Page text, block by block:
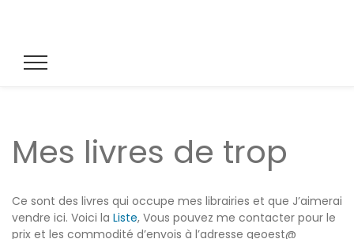
Mes livres de trop
Ce sont des livres qui occupe mes librairies et que J’aimerai
vendre ici. Voici la Liste, Vous pouvez me contacter pour le
prix et les commodité d’envois à l’adresse geoest@